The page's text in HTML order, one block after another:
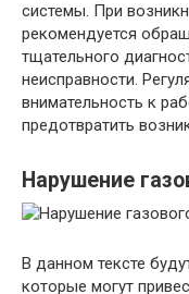
системы. При
рекомендуется
тщательного
неисправности.
внимательность к
предотвратить
Нарушение
В данном тексте
которые могут